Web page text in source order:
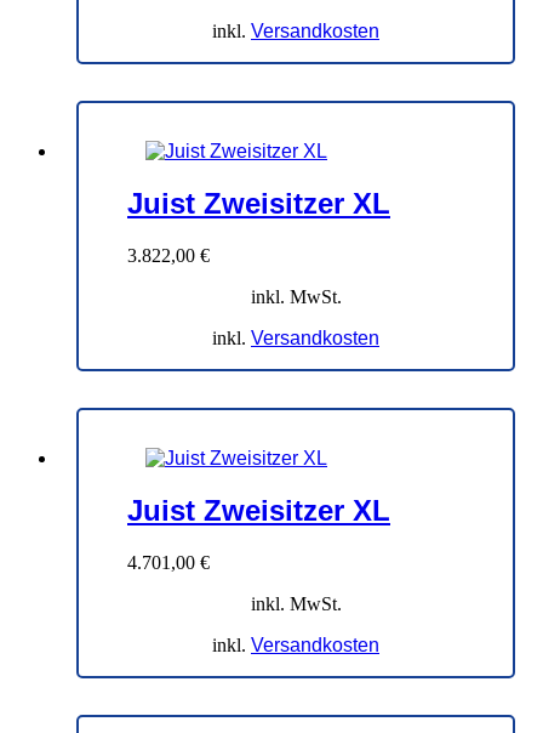
inkl. Versandkosten
Juist Zweisitzer XL
3.822,00 €
inkl. MwSt.
inkl. Versandkosten
Juist Zweisitzer XL
4.701,00 €
inkl. MwSt.
inkl. Versandkosten